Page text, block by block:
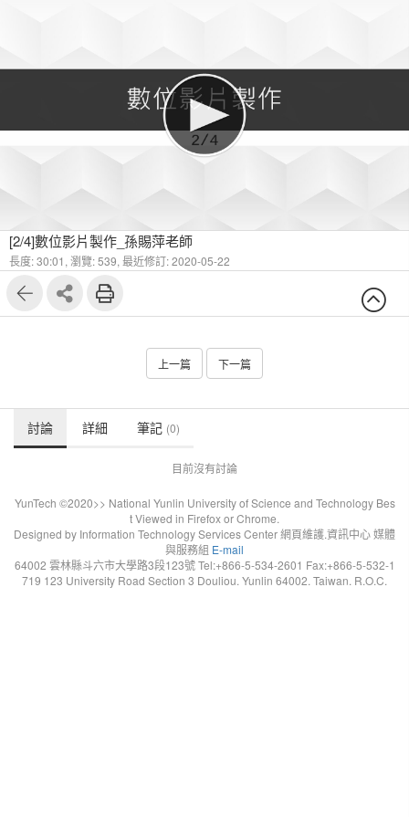
[2/4]數位影片製作_孫賜萍老師
長度: 30:01, 瀏覽: 539, 最近修訂: 2020-05-22
上一篇 下一篇
討論 詳細 筆記 (0)
目前沒有討論
YunTech ©2020>> National Yunlin University of Science and Technology Bes
t Viewed in Firefox or Chrome.
Designed by Information Technology Services Center 網頁維護.資訊中心 媒體
與服務組 E-mail
64002 雲林縣斗六市大學路3段123號 Tel:+866-5-534-2601 Fax:+866-5-532-1
719 123 University Road Section 3 Douliou. Yunlin 64002. Taiwan. R.O.C.